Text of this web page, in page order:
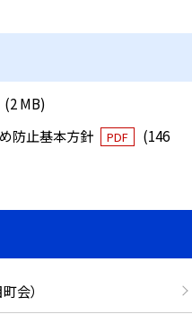
(2 MB)
防止基本方針
PDF
(146
会）